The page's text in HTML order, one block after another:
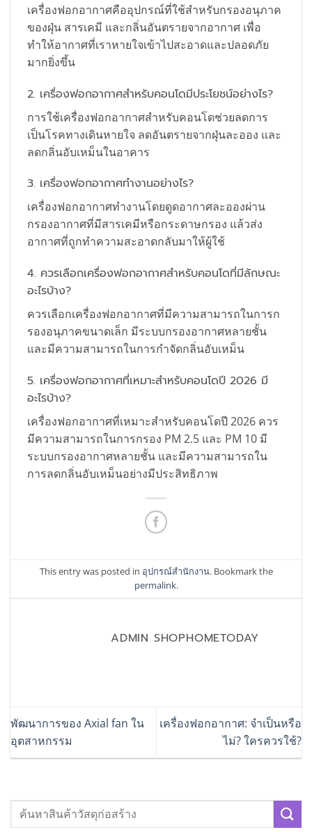
เครื่องฟอกอากาศคืออุปกรณ์ที่ใช้สำหรับกรองอนุภาค
ของฝุ่น สารเคมี และกลิ่นอันตรายจากอากาศ เพื่อ
ทำให้อากาศที่เราหายใจเข้าไปสะอาดและปลอดภัย
มากยิ่งขึ้น
2. เครื่องฟอกอากาศสำหรับคอนโดมีประโยชน์อย่างไร?
การใช้เครื่องฟอกอากาศสำหรับคอนโดช่วยลดการ
เป็นโรคทางเดินหายใจ ลดอันตรายจากฝุ่นละออง และ
ลดกลิ่นอับเหม็นในอาคาร
3. เครื่องฟอกอากาศทำงานอย่างไร?
เครื่องฟอกอากาศทำงานโดยดูดอากาศละอองผ่าน
กรองอากาศที่มีสารเคมีหรือกระดาษกรอง แล้วส่ง
อากาศที่ถูกทำความสะอาดกลับมาให้ผู้ใช้
4. ควรเลือกเครื่องฟอกอากาศสำหรับคอนโดที่มีลักษณะ
อะไรบ้าง?
ควรเลือกเครื่องฟอกอากาศที่มีความสามารถในการก
รองอนุภาคขนาดเล็ก มีระบบกรองอากาศหลายชั้น
และมีความสามารถในการกำจัดกลิ่นอับเหม็น
5. เครื่องฟอกอากาศที่เหมาะสำหรับคอนโดปี 2026 มี
อะไรบ้าง?
เครื่องฟอกอากาศที่เหมาะสำหรับคอนโดปี 2026 ควร
มีความสามารถในการกรอง PM 2.5 และ PM 10 มี
ระบบกรองอากาศหลายชั้น และมีความสามารถใน
การลดกลิ่นอับเหม็นอย่างมีประสิทธิภาพ
This entry was posted in อุปกรณ์สำนักงาน. Bookmark the
permalink.
ADMIN SHOPHOMETODAY
พัฒนาการของ Axial fan ใน
อุตสาหกรรม
เครื่องฟอกอากาศ: จำเป็นหรือ
ไม่? ใครควรใช้?